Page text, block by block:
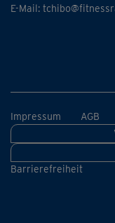
E-Mail:
Impressum AGB
Barrierefreiheit